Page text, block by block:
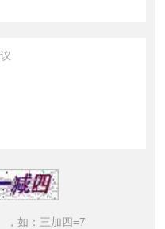
，如：三加四=7